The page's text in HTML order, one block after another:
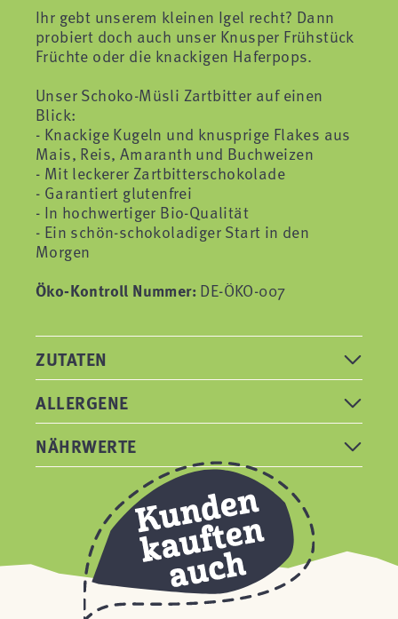
Ihr gebt unserem kleinen Igel recht? Dann
probiert doch auch unser Knusper Frühstück
Früchte oder die knackigen Haferpops.
Unser Schoko-Müsli Zartbitter auf einen
Blick:
- Knackige Kugeln und knusprige Flakes aus
Mais, Reis, Amaranth und Buchweizen
- Mit leckerer Zartbitterschokolade
- Garantiert glutenfrei
- In hochwertiger Bio-Qualität
- Ein schön-schokoladiger Start in den
Morgen
Öko-Kontroll Nummer: DE-ÖKO-007
ZUTATEN
ALLERGENE
NÄHRWERTE